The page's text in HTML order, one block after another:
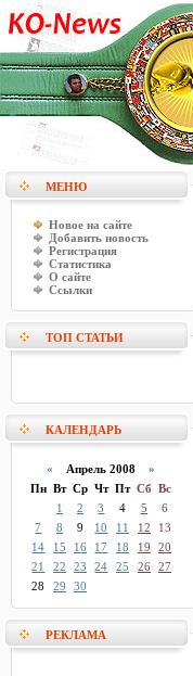
МЕНЮ
Новое на сайте
Добавить новость
Регистрация
Статистика
О сайте
Ссылки
ТОП СТАТЬИ
КАЛЕНДАРЬ
« Апрель 2008 »
Пн Вт Ср Чт Пт Сб Вс
1
2 3 4 5
6
7
8 9 10 11 12
13
14
15 16 17 18 19
20
21
22 23 24 25 26 27
28
29 30
РЕКЛАМА